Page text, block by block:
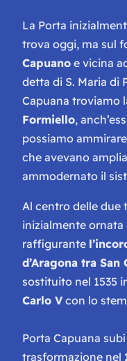
La Porta
trova oggi, ma sul
Capuano e vicina
detta di S. Maria di
Capuana troviamo
Formiello,
possiamo
che avevano
ammodernato il
Al centro delle due
inizialmente
raffigurante
d’Aragona tra San
sostituito nel 1535
Carlo V con lo
Porta Capuana
trasformazione nel